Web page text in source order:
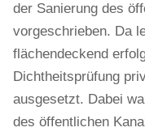
der Sanierung des
vorgeschrieben. Da
flächendeckend
Dichtheitsprüfung
ausgesetzt. Dabei
des öffentlichen